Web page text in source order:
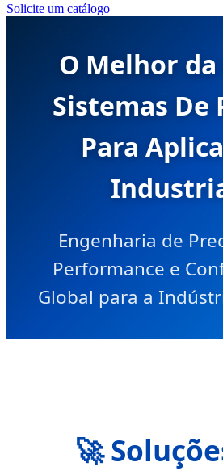
Solicite um catálogo
O Melhor da
Sistemas De
Para
Engenharia de
Performance e
Global para a
🚀